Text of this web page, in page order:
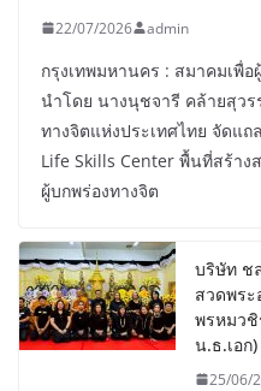
22/07/2026 admin
กรุงเทพมหานคร : สมาคมเพื่
นำโดย นางนุชจารี คล้ายสุว
ทางจิตแห่งประเทศไทย จัดแ
Life Skills Center พื้นที่สร้า
ผู้บกพร่องทางจิต
บริษัท ช
สวดพร
พรหมว
น.ธ.เอก)
25/06/